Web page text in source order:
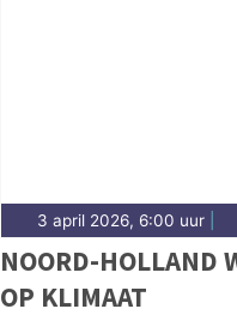
3 april 2026, 6:00 uur
NOORD-HOLLAND
OP KLIMAAT